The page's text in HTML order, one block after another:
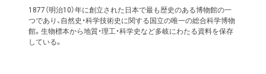
1877（明治10）年に創立された日本で最も歴史のある博物館の一
つであり、自然史・科学技術史に関する国立の唯一の総合科学博物
館。生物標本から地質・理工・科学史など多岐にわたる資料を保存
している。